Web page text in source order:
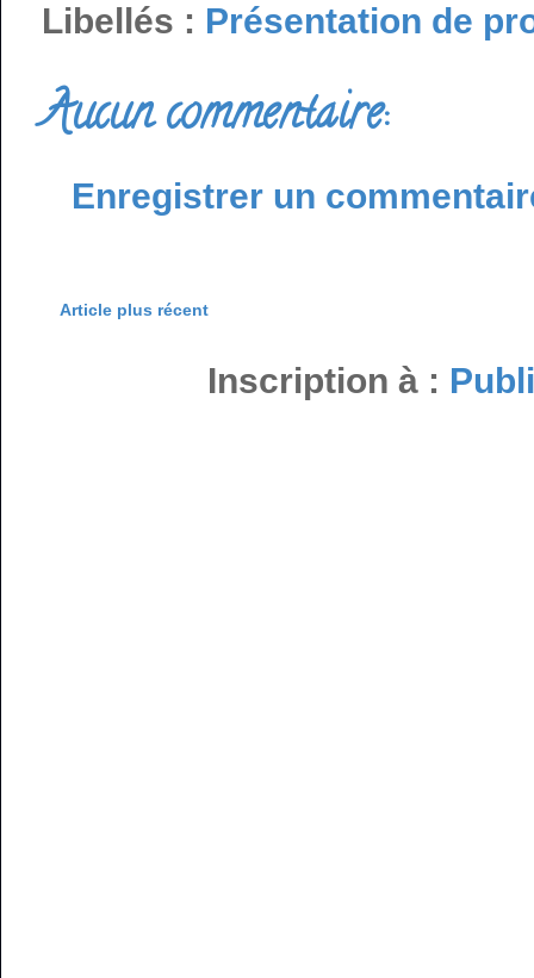
Libellés : Présentation de
Aucun commentaire:
Enregistrer un
Article plus récent
Inscription à :